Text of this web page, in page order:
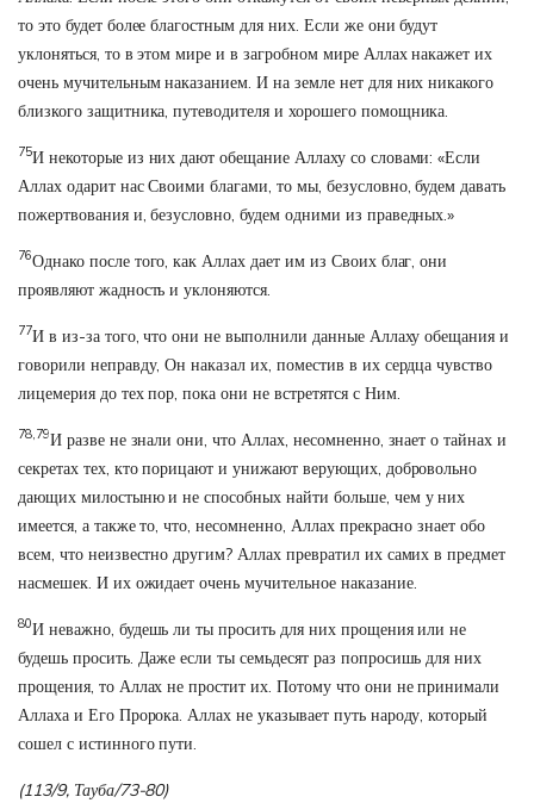
то это будет более благостным для них. Если же они будут
уклоняться, то в этом мире и в загробном мире Аллах накажет их
очень мучительным наказанием. И на земле нет для них никакого
близкого защитника, путеводителя и хорошего помощника.
75И некоторые из них дают обещание Аллаху со словами: «Если
Аллах одарит нас Своими благами, то мы, безусловно, будем давать
пожертвования и, безусловно, будем одними из праведных.»
76Однако после того, как Аллах дает им из Своих благ, они
проявляют жадность и уклоняются.
77И в из-за того, что они не выполнили данные Аллаху обещания и
говорили неправду, Он наказал их, поместив в их сердца чувство
лицемерия до тех пор, пока они не встретятся с Ним.
78,79И разве не знали они, что Аллах, несомненно, знает о тайнах и
секретах тех, кто порицают и унижают верующих, добровольно
дающих милостыню и не способных найти больше, чем у них
имеется, а также то, что, несомненно, Аллах прекрасно знает обо
всем, что неизвестно другим? Аллах превратил их самих в предмет
насмешек. И их ожидает очень мучительное наказание.
80И неважно, будешь ли ты просить для них прощения или не
будешь просить. Даже если ты семьдесят раз попросишь для них
прощения, то Аллах не простит их. Потому что они не принимали
Аллаха и Его Пророка. Аллах не указывает путь народу, который
сошел с истинного пути.
(113/9, Тауба/73-80)